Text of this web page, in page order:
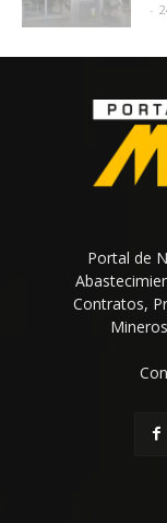
-
Portal de
Contratos,